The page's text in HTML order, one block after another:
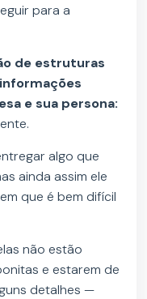
para a
de estruturas
e sua persona:
algo que
ainda assim ele
que é bem difícil
não estão
e estarem de
detalhes —